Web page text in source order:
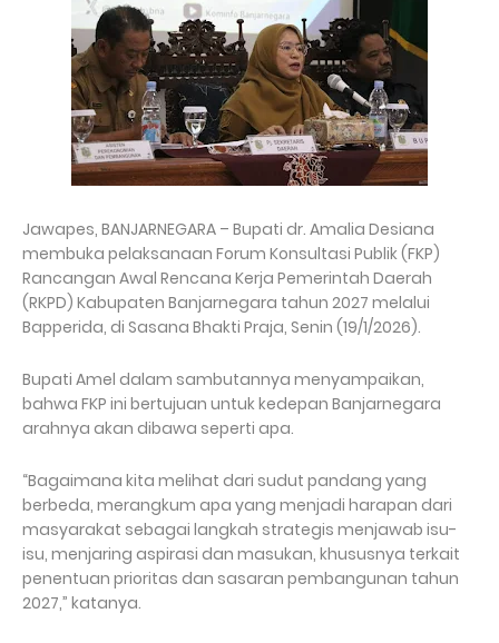
Jawapes, BANJARNEGARA – Bupati dr. Amalia Desiana
membuka pelaksanaan Forum Konsultasi Publik (FKP)
Rancangan Awal Rencana Kerja Pemerintah Daerah
(RKPD) Kabupaten Banjarnegara tahun 2027 melalui
Bapperida, di Sasana Bhakti Praja, Senin (19/1/2026).
Bupati Amel dalam sambutannya menyampaikan,
bahwa FKP ini bertujuan untuk kedepan Banjarnegara
arahnya akan dibawa seperti apa.
“Bagaimana kita melihat dari sudut pandang yang
berbeda, merangkum apa yang menjadi harapan dari
masyarakat sebagai langkah strategis menjawab isu-
isu, menjaring aspirasi dan masukan, khususnya terkait
penentuan prioritas dan sasaran pembangunan tahun
2027,” katanya.